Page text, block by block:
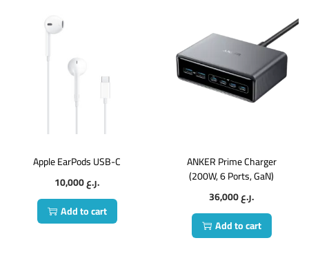
Apple EarPods USB-C
10,000
ر.ع.
Add to cart
ANKER Prime Charger
(200W, 6 Ports, GaN)
36,000
ر.ع.
Add to cart